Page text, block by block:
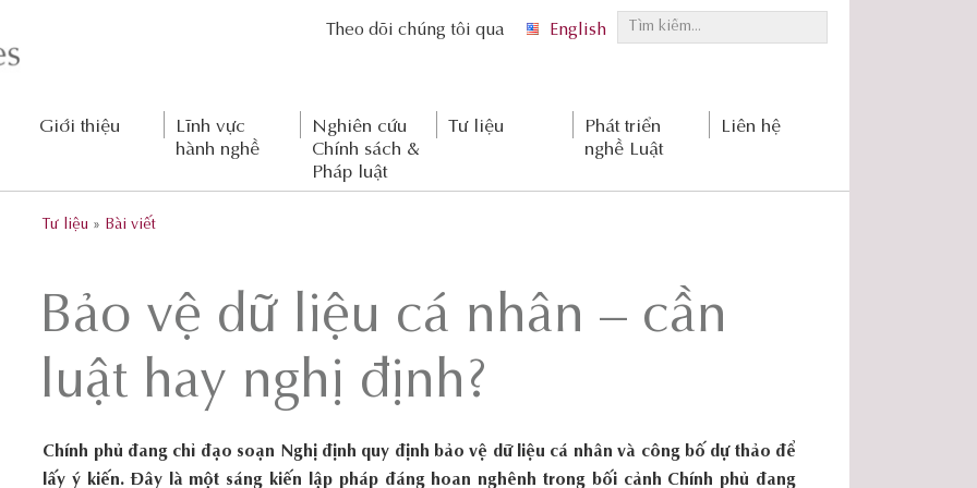
i
m
English
Theo dõi chúng tôi qua
Giới thiệu
Lĩnh vực
hành nghề
Nghiên cứu
Chính sách &
Pháp luật
Tư liệu
Phát triển
nghề Luật
Liên hệ
Tư liệu » Bài viết
Bảo vệ dữ liệu cá nhân – cần
luật hay nghị định?
Chính phủ đang chỉ đạo soạn Nghị định quy định bảo vệ dữ liệu cá nhân và công bố dự thảo để
lấy ý kiến. Đây là một sáng kiến lập pháp đáng hoan nghênh trong bối cảnh Chính phủ đang